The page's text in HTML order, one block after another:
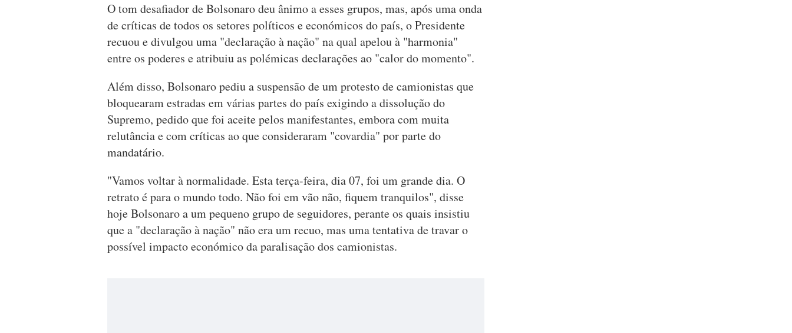
O tom desafiador de Bolsonaro deu ânimo a esses grupos, mas, após uma onda
de críticas de todos os setores políticos e económicos do país, o Presidente
recuou e divulgou uma "declaração à nação" na qual apelou à "harmonia"
entre os poderes e atribuiu as polémicas declarações ao "calor do momento".
Além disso, Bolsonaro pediu a suspensão de um protesto de camionistas que
bloquearam estradas em várias partes do país exigindo a dissolução do
Supremo, pedido que foi aceite pelos manifestantes, embora com muita
relutância e com críticas ao que consideraram "covardia" por parte do
mandatário.
"Vamos voltar à normalidade. Esta terça-feira, dia 07, foi um grande dia. O
retrato é para o mundo todo. Não foi em vão não, fiquem tranquilos", disse
hoje Bolsonaro a um pequeno grupo de seguidores, perante os quais insistiu
que a "declaração à nação" não era um recuo, mas uma tentativa de travar o
possível impacto económico da paralisação dos camionistas.